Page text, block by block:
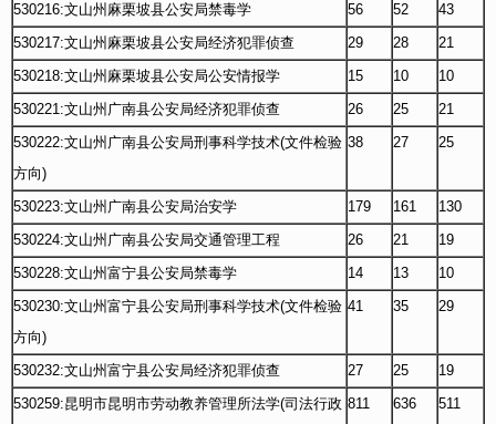
530216:文山州麻栗坡县公安局禁毒学 56 52
43
530217:文山州麻栗坡县公安局经济犯罪侦查
29 28
21
530218:文山州麻栗坡县公安局公安情报学
15 10
10
530221:文山州广南县公安局经济犯罪侦查
26 25
21
530222:文山州广南县公安局刑事科学技术(文件检验
方向)
38 27 25
530223:文山州广南县公安局治安学 179 161
130
530224:文山州广南县公安局交通管理工程
26 21
19
530228:文山州富宁县公安局禁毒学
14 13
10
530230:文山州富宁县公安局刑事科学技术(文件检验
方向)
41 35 29
530232:文山州富宁县公安局经济犯罪侦查 27 25
19
530259:昆明市昆明市劳动教养管理所法学(司法行政 811 636 511